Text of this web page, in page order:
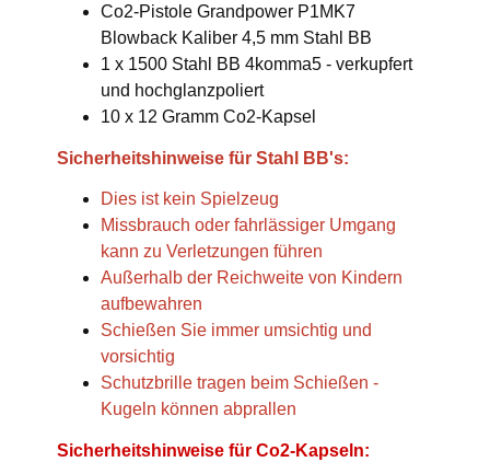
Co2-Pistole Grandpower P1MK7
Blowback Kaliber 4,5 mm Stahl BB
1 x 1500 Stahl BB 4komma5 - verkupfert
und hochglanzpoliert
10 x 12 Gramm Co2-Kapsel
Sicherheitshinweise für Stahl BB's:
Dies ist kein Spielzeug
Missbrauch oder fahrlässiger Umgang
kann zu Verletzungen führen
Außerhalb der Reichweite von Kindern
aufbewahren
Schießen Sie immer umsichtig und
vorsichtig
Schutzbrille tragen beim Schießen -
Kugeln können abprallen
Sicherheitshinweise für Co2-Kapseln: